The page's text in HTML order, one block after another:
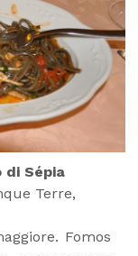
di Sépia
Terre,
Fomos